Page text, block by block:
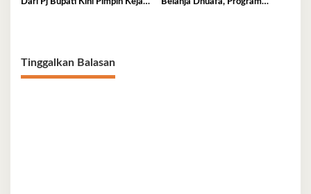
Tinggalkan Balasan